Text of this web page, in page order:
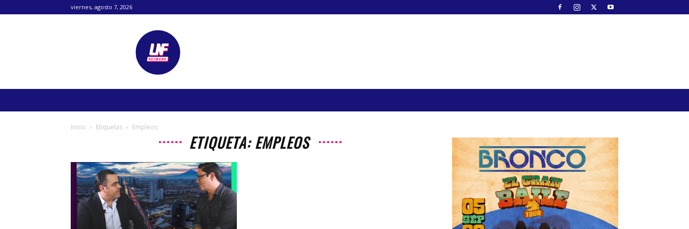
viernes, agosto 7, 2026
Lanetafutbolera
Inicio Etiquetas Empleos
ETIQUETA: EMPLEOS